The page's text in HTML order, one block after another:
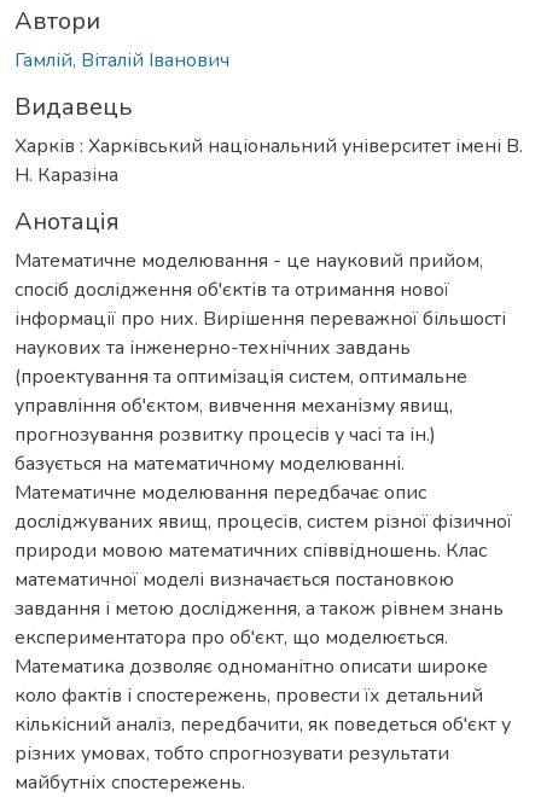
Автори
Гамлій, Віталій Іванович
Видавець
Харків : Харківський національний університет імені В.
Н. Каразіна
Анотація
Математичне моделювання - це науковий прийом,
спосіб дослідження об'єктів та отримання нової
інформації про них. Вирішення переважної більшості
наукових та інженерно-технічних завдань
(проектування та оптимізація систем, оптимальне
управління об'єктом, вивчення механізму явищ,
прогнозування розвитку процесів у часі та ін.)
базується на математичному моделюванні.
Математичне моделювання передбачає опис
досліджуваних явищ, процесів, систем різної фізичної
природи мовою математичних співвідношень. Клас
математичної моделі визначається постановкою
завдання і метою дослідження, а також рівнем знань
експериментатора про об'єкт, що моделюється.
Математика дозволяє одноманітно описати широке
коло фактів і спостережень, провести їх детальний
кількісний аналіз, передбачити, як поведеться об'єкт у
різних умовах, тобто спрогнозувати результати
майбутніх спостережень.